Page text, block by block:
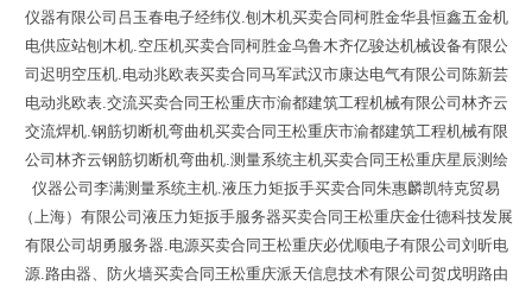
仪器有限公司吕玉春电子经纬仪.刨木机买卖合同柯胜金华县恒鑫五金机
电供应站刨木机.空压机买卖合同柯胜金乌鲁木齐亿骏达机械设备有限公
司迟明空压机.电动兆欧表买卖合同马军武汉市康达电气有限公司陈新芸
电动兆欧表.交流买卖合同王松重庆市渝都建筑工程机械有限公司林齐云
交流焊机.钢筋切断机弯曲机买卖合同王松重庆市渝都建筑工程机械有限
公司林齐云钢筋切断机弯曲机.测量系统主机买卖合同王松重庆星辰测绘
仪器公司李满测量系统主机.液压力矩扳手买卖合同朱惠麟凯特克贸易
（上海）有限公司液压力矩扳手服务器买卖合同王松重庆金仕德科技发展
有限公司胡勇服务器.电源买卖合同王松重庆必优顺电子有限公司刘昕电
源.路由器、防火墙买卖合同王松重庆派天信息技术有限公司贺戊明路由